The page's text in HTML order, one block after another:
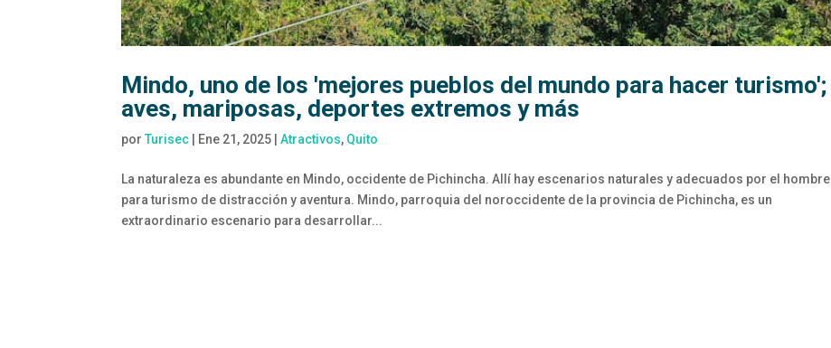
Mindo, uno de los 'mejores pueblos del mundo para hacer turismo';
aves, mariposas, deportes extremos y más
porTurisec Ene 21, 2025 |Atractivos, Quito
La naturaleza es abundante en Mindo, occidente de Pichincha. Allí hay escenarios naturales y adecuados por el hombre
para turismo de distracción y aventura. Mindo, parroquia del noroccidente de la provincia de Pichincha, es un
extraordinario escenario para desarrollar...